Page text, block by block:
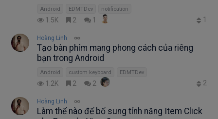
Android EDMTDev notification
1.5K 2 1 1
Hoàng Linh
Tạo bàn phím mang phong cách của riêng
bạn trong Android
Android custom keyboard EDMTDev
1.2K 2 2 2
Hoàng Linh
Làm thế nào để bổ sung tính năng Item Click